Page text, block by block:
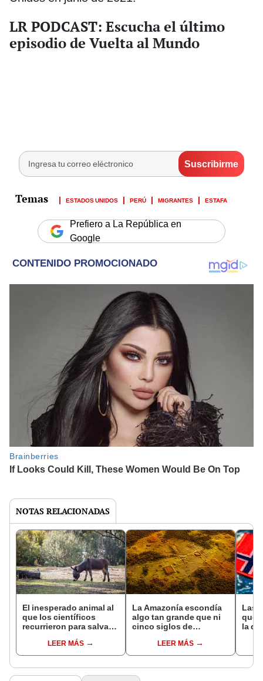
LR PODCAST: Escucha el último
episodio de Vuelta al Mundo
ESTADOS UNIDOS PERÚ MIGRANTES ESTAFA
Prefiero a La República en
Google
NOTAS RELACIONADAS
El inesperado animal al
que los científicos
recurrieron para salvar
reintroducción de un
asno salvaje está
en un paisaje con más
LEER MÁS
La Amazonía escondía
algo tan grande que ni
cinco siglos de
encontrarlo: el hallazgo
podría cambiar todo lo
pasado
LEER MÁS
Las
que
la de